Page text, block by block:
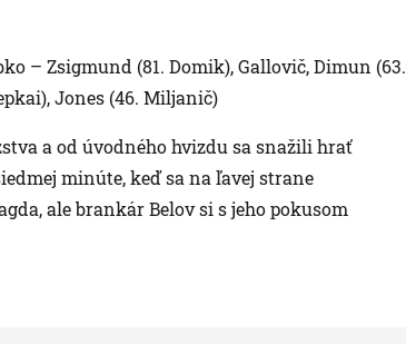
– Zsigmund (81. Domik), Gallovič, Dimun (63.
Jones (46. Miljanič)
a od úvodného hvizdu sa snažili hrať
minúte, keď sa na ľavej strane
ale brankár Belov si s jeho pokusom